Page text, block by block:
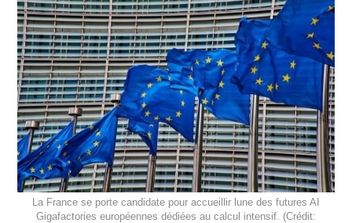
La France se porte candidate pour accueillir lune des futures AI
Gigafactories européennes dédiées au calcul intensif. (Crédit: